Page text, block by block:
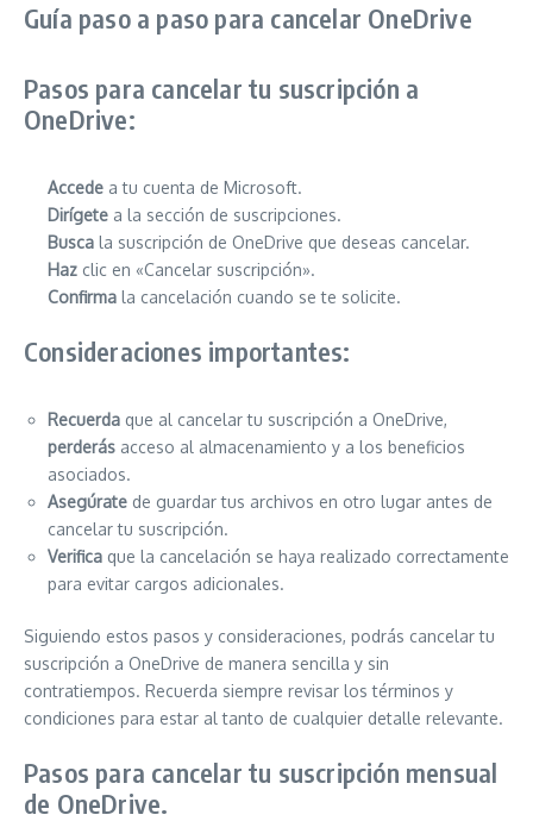
Guía paso a paso para cancelar OneDrive
Pasos para cancelar tu suscripción a
OneDrive:
Accede a tu cuenta de Microsoft.
Dirígete a la sección de suscripciones.
Busca la suscripción de OneDrive que deseas cancelar.
Haz clic en «Cancelar suscripción».
Confirma la cancelación cuando se te solicite.
Consideraciones importantes:
Recuerda que al cancelar tu suscripción a OneDrive,
perderás acceso al almacenamiento y a los beneficios
asociados.
Asegúrate de guardar tus archivos en otro lugar antes de
cancelar tu suscripción.
Verifica que la cancelación se haya realizado correctamente
para evitar cargos adicionales.
Siguiendo estos pasos y consideraciones, podrás cancelar tu
suscripción a OneDrive de manera sencilla y sin
contratiempos. Recuerda siempre revisar los términos y
condiciones para estar al tanto de cualquier detalle relevante.
Pasos para cancelar tu suscripción mensual
de OneDrive.